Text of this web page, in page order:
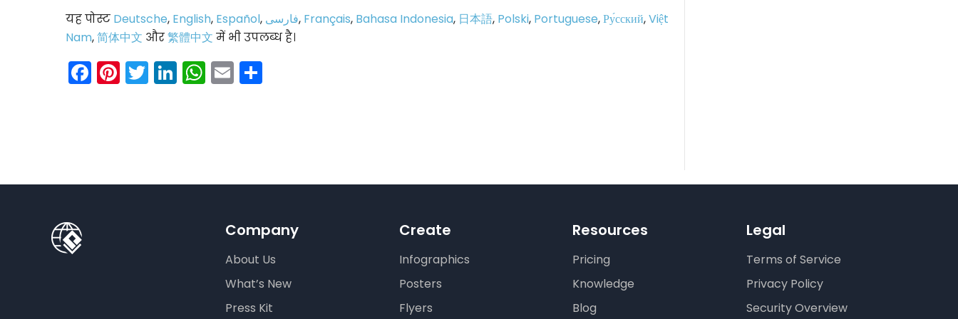
यह पोस्ट Deutsche, English, Español, فارسی, Français, Bahasa Indonesia, 日本語, Polski, Portuguese,Ру́сский,Việt
Nam,简体中文 और繁體中文 में भी उपलब्ध है।
Facebook
Pinterest
Twitter
LinkedIn
WhatsApp
Email
Company
About Us
What’s New
Press Kit
Create
Infographics
Posters
Flyers
Resources
Pricing
Knowledge
Blog
Legal
Terms of Service
Privacy Policy
Security Overview